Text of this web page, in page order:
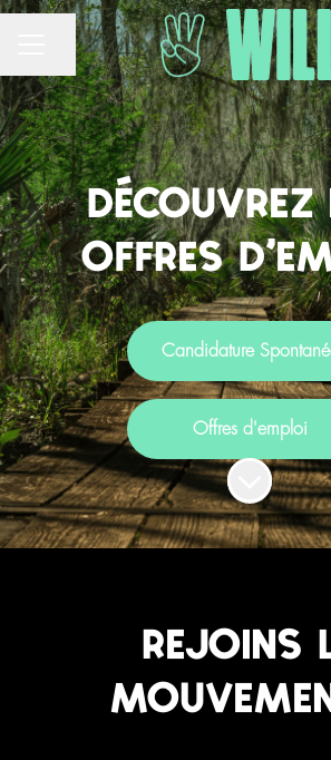
MENU CARRIÈRE
Partager la page
découvrez
offres
Candidature
Offres d'emploi
Faire défiler
Rejoins